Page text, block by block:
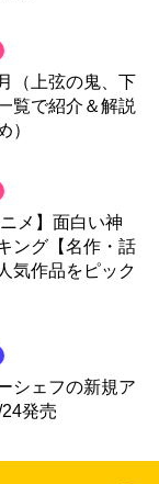
（上弦の鬼、下
覧で紹介＆解説
）
メ】面白い神
ング【名作・話
気作品をピック
シェフの新規ア
発売